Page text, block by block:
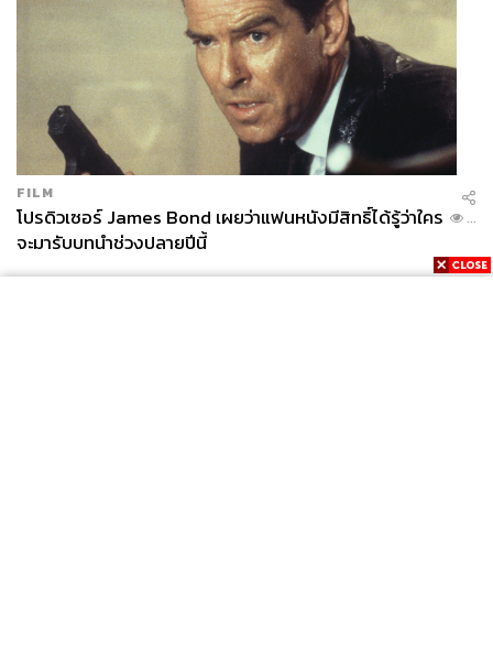
FILM
โปรดิวเซอร์ James Bond เผยว่าแฟนหนังมีสิทธิ์ได้รู้ว่าใคร
จะมารับบทนำช่วงปลายปีนี้
...